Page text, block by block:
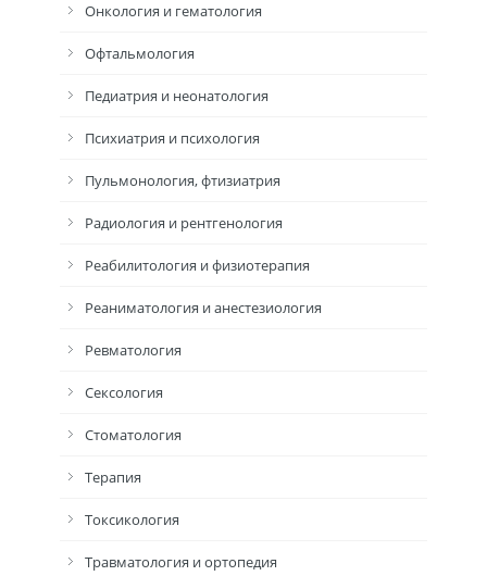
Онкология и гематология
Офтальмология
Педиатрия и неонатология
Психиатрия и психология
Пульмонология, фтизиатрия
Радиология и рентгенология
Реабилитология и физиотерапия
Реаниматология и анестезиология
Ревматология
Сексология
Стоматология
Терапия
Токсикология
Травматология и ортопедия